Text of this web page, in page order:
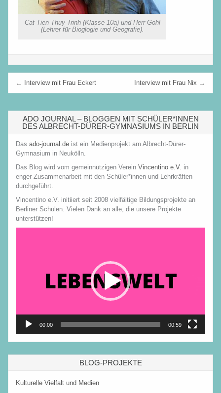
Cat Tien Thuy Trinh (Klasse 10a) und Herr Gohl
(Lehrer für Bioglogie und Geografie).
BeitragsnavigationInterview mit Frau Nix →
← Interview mit Frau Eckert
ADO JOURNAL – BLOGGEN MIT SCHÜLER*INNEN
DES ALBRECHT-DÜRER-GYMNASIUMS IN BERLIN
Das ado-journal.de ist ein Medienprojekt am Albrecht-Dürer-
Gymnasium in Neukölln.
Das Blog wird vom gemeinnützigen Verein Vincentino e.V. in
enger Zusammenarbeit mit den Schüler*innen und Lehrkräften
durchgeführt.
Vincentino e.V. initiiert seit 2008 vielfältige Bildungsprojekte an
Berliner Schulen. Vielen Dank an alle, die unsere Projekte
unterstützen!
00:00 00:59
BLOG-PROJEKTE
Kulturelle Vielfalt und Medien